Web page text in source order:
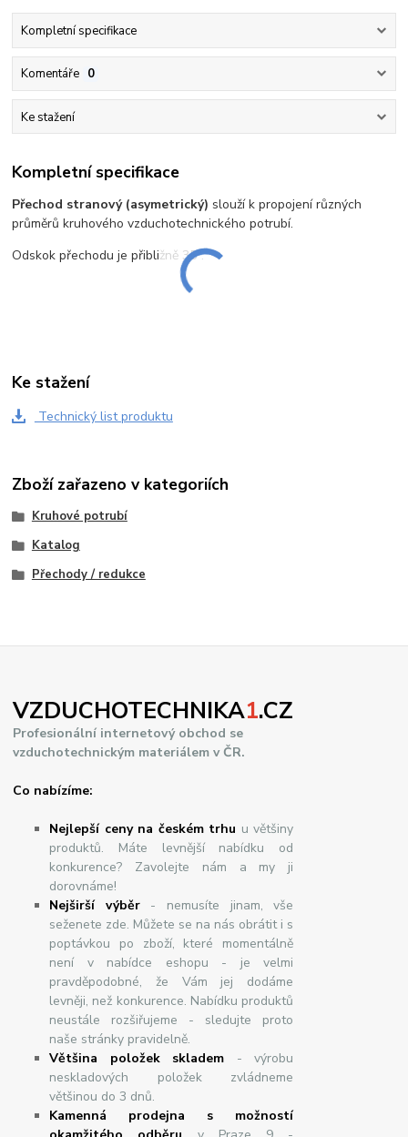
Kompletní specifikace
Komentáře 0
Ke stažení
Kompletní specifikace
Přechod stranový (asymetrický) slouží k propojení různých
průměrů kruhového vzduchotechnického potrubí.
Odskok přechodu je přibližně 35°.
Ke stažení
Technický list produktu
Zboží zařazeno v kategoriích
Kruhové potrubí
Katalog
Přechody / redukce
VZDUCHOTECHNIKA1.CZ
Profesionální internetový obchod se
vzduchotechnickým materiálem v ČR.
Co nabízíme:
Nejlepší ceny na českém trhu u většiny
produktů. Máte levnější nabídku od
konkurence? Zavolejte nám a my ji
dorovnáme!
Nejširšívýběr- nemusíte jinam, vše
seženete zde. Můžete se na nás obrátit i s
poptávkou po zboží, které momentálně
není v nabídce eshopu - je velmi
pravděpodobné, že Vám jej dodáme
levněji, než konkurence. Nabídku produktů
neustále rozšiřujeme - sledujte proto
naše stránky pravidelně.
Většina položek skladem - výrobu
neskladových položek zvládneme
většinou do 3 dnů.
Kamenná prodejna s možností